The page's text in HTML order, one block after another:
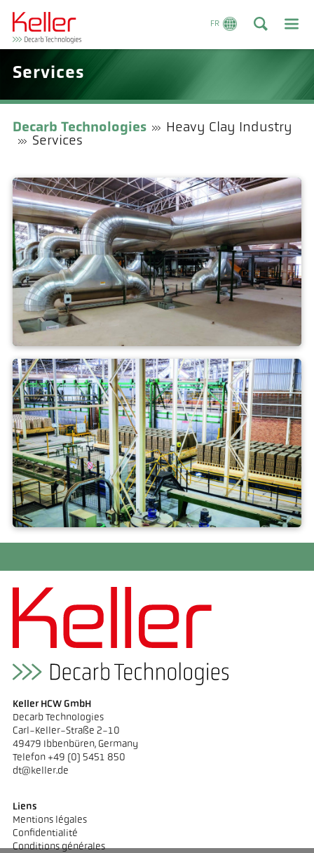
FR
Services
Decarb Technologies
Heavy Clay Industry
Services
Processus de séchage
Keller HCW GmbH
Decarb Technologies
Carl-Keller-Straße 2-10
49479 Ibbenbüren, Germany
Telefon +49 (0) 5451 850
dt@keller.de
Liens
Mentions légales
Confidentialité
Conditions générales